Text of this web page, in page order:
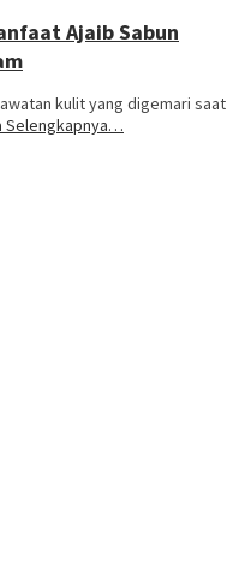
Ajaib Sabun
kulit yang digemari saat
Selengkapnya…